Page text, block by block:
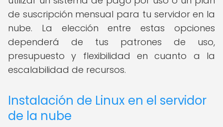
de suscripción mensual para tu servidor en la
nube. La elección entre estas opciones
dependerá de tus patrones de uso,
presupuesto y flexibilidad en cuanto a la
escalabilidad de recursos.
Instalación de Linux en el servidor
de la nube